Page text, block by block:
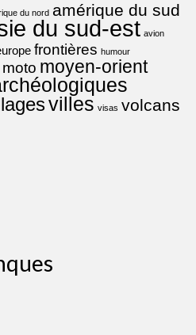
du nord amérique du sud
du sud-est avion
frontières humour
moto moyen-orient
villes visas volcans